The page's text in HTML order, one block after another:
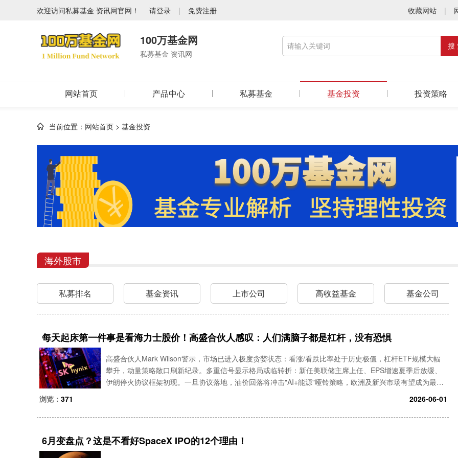
欢迎访问私募基金 资讯网官网！ 请登录 | 免费注册 收藏网站 |
100万基金网
私募基金 资讯网
网站首页 产品中心 私募基金 基金投资 投资策略
当前位置： 网站首页 > 基金投资
海外股市
私募排名 基金资讯 上市公司 高收益基金 基金公司
每天起床第一件事是看海力士股价！高盛合伙人感叹：人们满脑子都是杠杆，没有恐惧
高盛合伙人Mark Wilson警示，市场已进入极度贪婪状态：看涨/看跌比率处于历史极值，杠杆ETF规模大幅
攀升，动量策略敞口刷新纪录。多重信号显示格局或临转折：新任美联储主席上任、EPS增速夏季后放缓、
伊朗停火协议框架初现。一旦协议落地，油价回落将冲击"AI+能源"哑铃策略，欧洲及新兴市场有望成为最大
浏览： 371 2026-06-01
6月变盘点？这是不看好SpaceX IPO的12个理由！